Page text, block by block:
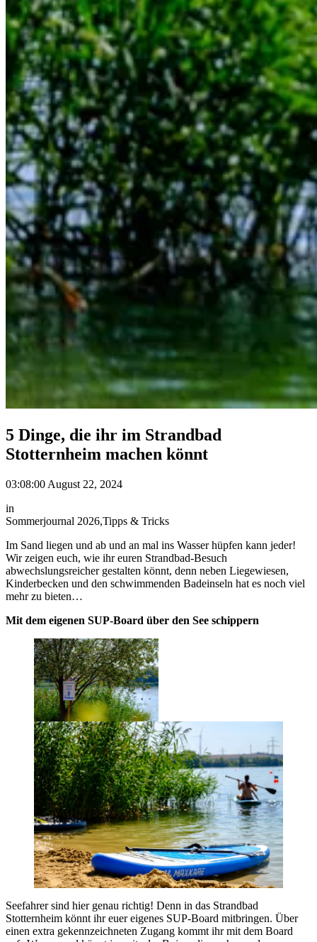
5 Dinge, die ihr im Strandbad
Stotternheim machen könnt
03:08:00 August 22, 2024
in
Sommerjournal 2026,Tipps & Tricks
Im Sand liegen und ab und an mal ins Wasser hüpfen kann jeder!
Wir zeigen euch, wie ihr euren Strandbad-Besuch
abwechslungsreicher gestalten könnt, denn neben Liegewiesen,
Kinderbecken und den schwimmenden Badeinseln hat es noch viel
mehr zu bieten…
Mit dem eigenen SUP-Board über den See schippern
Seefahrer sind hier genau richtig! Denn in das Strandbad
Stotternheim könnt ihr euer eigenes SUP-Board mitbringen. Über
einen extra gekennzeichneten Zugang kommt ihr mit dem Board